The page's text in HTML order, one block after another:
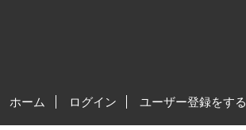
ホーム ログイン ユーザー登録をする